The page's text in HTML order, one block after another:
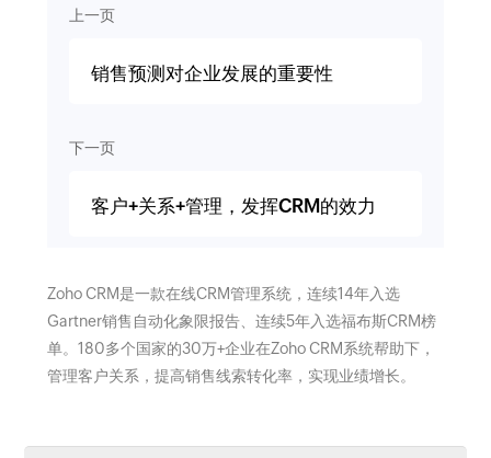
上一页
销售预测对企业发展的重要性
下一页
客户+关系+管理，发挥CRM的效力
Zoho CRM是一款在线CRM管理系统，连续14年入选
Gartner销售自动化象限报告、连续5年入选福布斯CRM榜
单。180多个国家的30万+企业在Zoho CRM系统帮助下，
管理客户关系，提高销售线索转化率，实现业绩增长。